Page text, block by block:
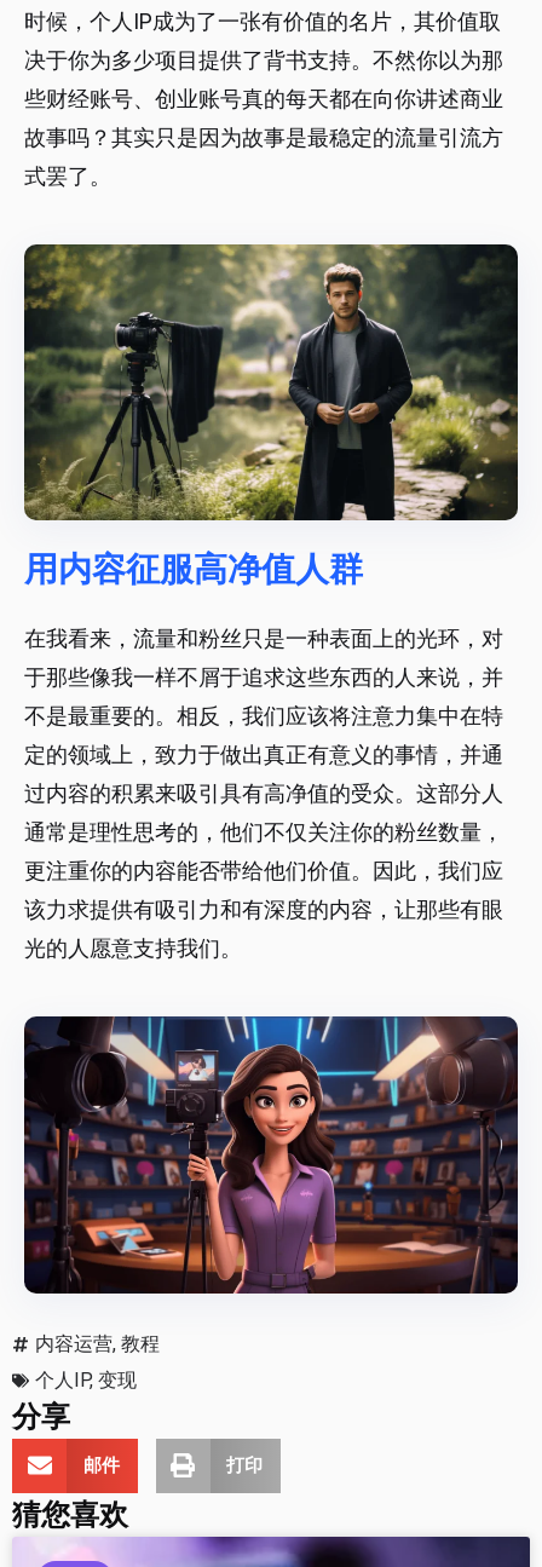
时候，个人IP成为了一张有价值的名片，其价值取
决于你为多少项目提供了背书支持。不然你以为那
些财经账号、创业账号真的每天都在向你讲述商业
故事吗？其实只是因为故事是最稳定的流量引流方
式罢了。
用内容征服高净值人群
在我看来，流量和粉丝只是一种表面上的光环，对
于那些像我一样不屑于追求这些东西的人来说，并
不是最重要的。相反，我们应该将注意力集中在特
定的领域上，致力于做出真正有意义的事情，并通
过内容的积累来吸引具有高净值的受众。这部分人
通常是理性思考的，他们不仅关注你的粉丝数量，
更注重你的内容能否带给他们价值。因此，我们应
该力求提供有吸引力和有深度的内容，让那些有眼
光的人愿意支持我们。
内容运营, 教程
个人IP, 变现
分享
邮件 打印
猜您喜欢